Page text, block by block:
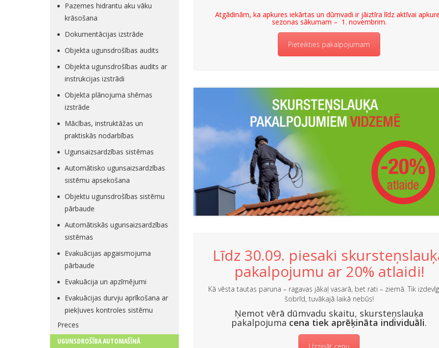
Pazemes hidrantu aku vāku
krāsošana
Dokumentācijas izstrāde
Objekta ugunsdrošības audits
Objekta ugunsdrošības audits ar
instrukcijas izstrādi
Objekta plānojuma shēmas
izstrāde
Mācības, instruktāžas un
praktiskās nodarbības
Ugunsaizsardzības sistēmas
Automātisko ugunsaizsardzības
sistēmu apsekošana
Objektu ugunsdrošības sistēmu
pārbaude
Automātiskās ugunsaizsardzības
sistēmas
Evakuācijas apgaismojuma
pārbaude
Evakuācija un apzīmējumi
Evakuācijas durvju aprīkošana ar
piekļuves kontroles sistēmu
Preces
UGUNSDROŠĪBA AUTOMAŠĪNĀ
Atgādinām, ka apkures iekārtas un dūmvadi ir jāiztīra līdz aktīvai
sezonas sākumam – 1. novembrim.
Pieteikties pakalpojumam
Līdz 30.09. piesaki
pakalpojumu ar 20% atlaidi!
Kā vēsta tautas paruna – ragavas jākaļ vasarā, bet rati – ziemā. Tik
šobrīd, tuvākajā laikā nebūs!
Ņemot vērā dūmvadu skaitu, skursteņslauķa
pakalpojuma cena tiek aprēķināta individuāli.